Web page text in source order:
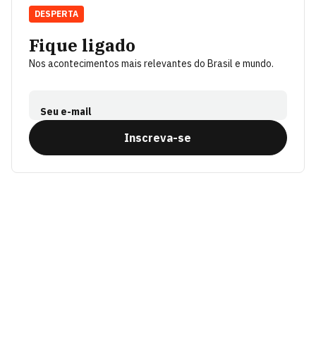
Fique ligado
Nos acontecimentos mais relevantes do Brasil e mundo.
Seu e-mail
Inscreva-se
DESPERTA